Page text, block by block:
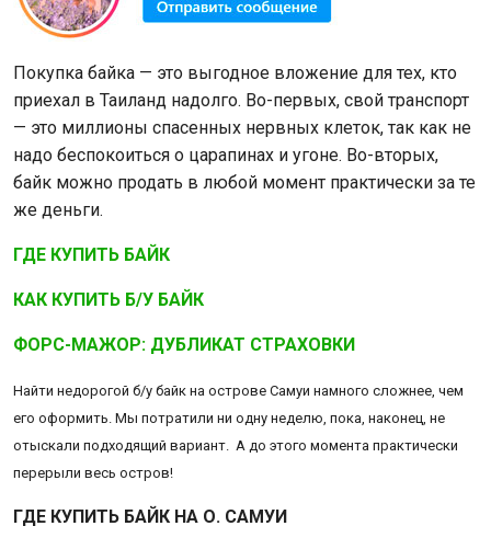
Покупка байка — это выгодное вложение для тех, кто
приехал в Таиланд надолго. Во-первых, свой транспорт
— это миллионы спасенных нервных клеток, так как не
надо беспокоиться о царапинах и угоне. Во-вторых,
байк можно продать в любой момент практически за те
же деньги.
ГДЕ КУПИТЬ БАЙК
КАК КУПИТЬ Б/У БАЙК
ФОРС-МАЖОР: ДУБЛИКАТ СТРАХОВКИ
Найти недорогой б/у байк на острове Самуи намного сложнее, чем
его оформить. Мы потратили ни одну неделю, пока, наконец, не
отыскали подходящий вариант. А до этого момента практически
перерыли весь остров!
ГДЕ КУПИТЬ БАЙК НА О. САМУИ